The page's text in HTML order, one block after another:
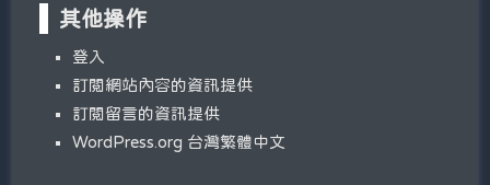
其他操作
登入
訂閱網站內容的資訊提供
訂閱留言的資訊提供
WordPress.org 台灣繁體中文